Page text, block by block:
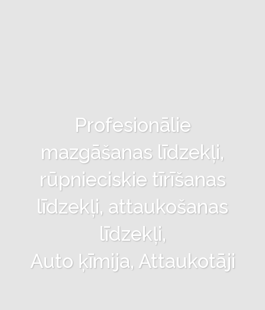
Profesionālie
mazgāšanas līdzekļi,
rūpnieciskie tīrīšanas
līdzekļi, attaukošanas
līdzekļi,
Auto ķīmija, Attaukotāji